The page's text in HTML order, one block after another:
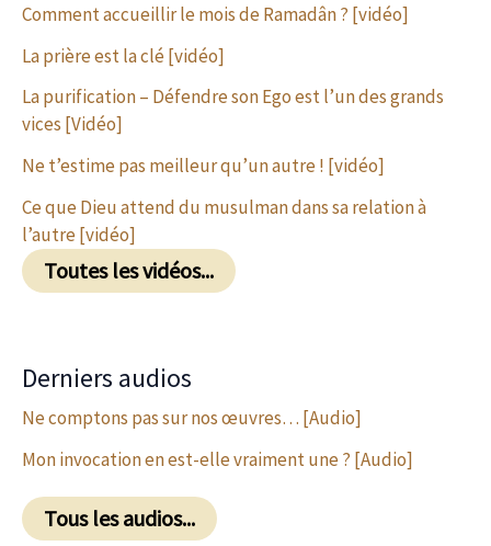
Comment accueillir le mois de Ramadân ? [vidéo]
La prière est la clé [vidéo]
La purification – Défendre son Ego est l’un des grands
vices [Vidéo]
Ne t’estime pas meilleur qu’un autre ! [vidéo]
Ce que Dieu attend du musulman dans sa relation à
l’autre [vidéo]
Toutes les vidéos...
Derniers audios
Ne comptons pas sur nos œuvres… [Audio]
Mon invocation en est-elle vraiment une ? [Audio]
Tous les audios...